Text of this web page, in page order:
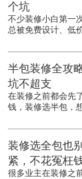
个坑
不少装修小白第一
总被免费设计、低
半包装修全攻
坑不超支
在装修之前都会先
钱，装修选半包，
装修选全包也
紧，不花冤枉
很多业主在装修之